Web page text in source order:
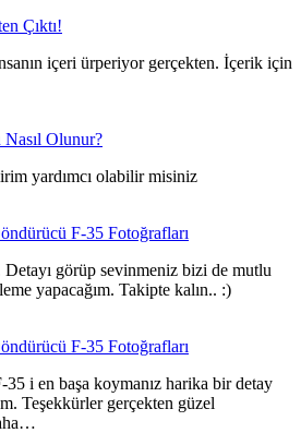
Çıktı!
içeri ürperiyor gerçekten. İçerik için
Olunur?
yardımcı olabilir misiniz
F-35 Fotoğrafları
görüp sevinmeniz bizi de mutlu
yapacağım. Takipte kalın.. :)
F-35 Fotoğrafları
35 i en başa koymanız harika bir detay
Teşekkürler gerçekten güzel